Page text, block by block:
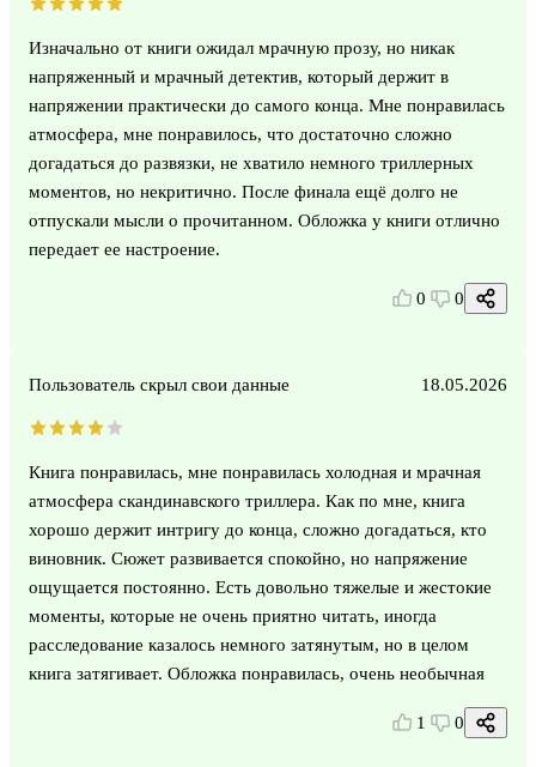
Изначально от книги ожидал мрачную прозу, но никак
напряженный и мрачный детектив, который держит в
напряжении практически до самого конца. Мне понравилась
атмосфера, мне понравилось, что достаточно сложно
догадаться до развязки, не хватило немного триллерных
моментов, но некритично. После финала ещё долго не
отпускали мысли о прочитанном. Обложка у книги отлично
передает ее настроение.
0 0
Пользователь скрыл свои данные 18.05.2026
Книга понравилась, мне понравилась холодная и мрачная
атмосфера скандинавского триллера. Как по мне, книга
хорошо держит интригу до конца, сложно догадаться, кто
виновник. Сюжет развивается спокойно, но напряжение
ощущается постоянно. Есть довольно тяжелые и жестокие
моменты, которые не очень приятно читать, иногда
расследование казалось немного затянутым, но в целом
книга затягивает. Обложка понравилась, очень необычная
1 0